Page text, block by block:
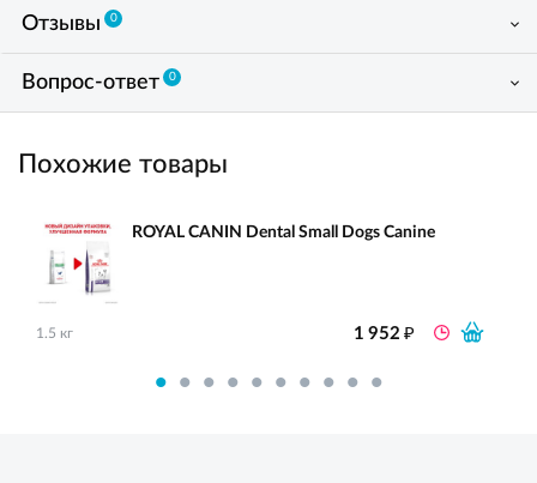
Отзывы 0
Вопрос-ответ 0
Похожие товары
ROYAL CANIN Dental Small Dogs Canine
1.5 кг 1 952₽